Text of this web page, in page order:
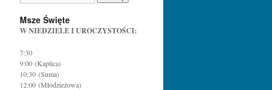
Msze Święte
W NIEDZIELE I UROCZYSTOŚCI:
7:30
9:00 (Kaplica)
10:30 (Suma)
12:00 (Młodzieżowa)